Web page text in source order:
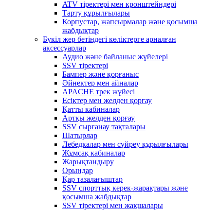
ATV тіректері мен кронштейндері
Тарту құрылғылары
Корпустар, жапсырмалар және қосымша
жабдықтар
Бүкіл жер бетіндегі көліктерге арналған
аксессуарлар
Аудио және байланыс жүйелері
SSV тіректері
Бампер және қорғаныс
Әйнектер мен айналар
APACHE трек жүйесі
Есіктер мен желден қорғау
Қатты кабиналар
Артқы желден қорғау
SSV сырғанау тақталары
Шатырлар
Лебедкалар мен сүйреу құрылғылары
Жұмсақ кабиналар
Жарықтандыру
Орындар
Қар тазалағыштар
SSV спорттық керек-жарақтары және
қосымша жабдықтар
SSV тіректері мен жақшалары